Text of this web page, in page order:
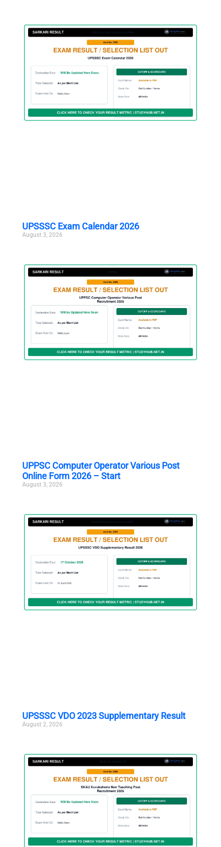
UPSSSC Exam Calendar 2026
August 3, 2026
UPPSC Computer Operator Various Post
Online Form 2026 – Start
August 3, 2026
UPSSSC VDO 2023 Supplementary Result
August 2, 2026